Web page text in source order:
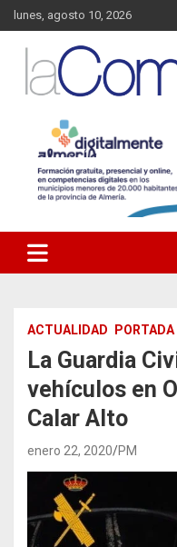
Saltar
al
contenido
lunes, agosto 10, 2026
La Comarca
Almanzora
Almanzora y sus
ACTUALIDAD PORTADA
La Guardia
vehículos en
Calar Alto
enero 22, 2020 PM